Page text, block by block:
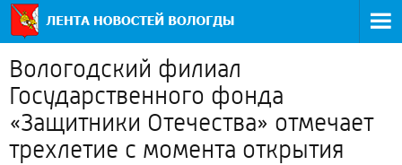
Вологодский филиал
Государственного фонда
«Защитники Отечества» отмечает
трехлетие с момента открытия